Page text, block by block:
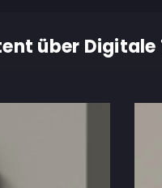
über Digitale